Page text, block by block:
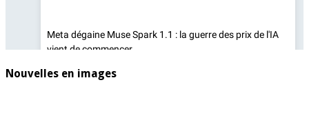
Nouvelles en images